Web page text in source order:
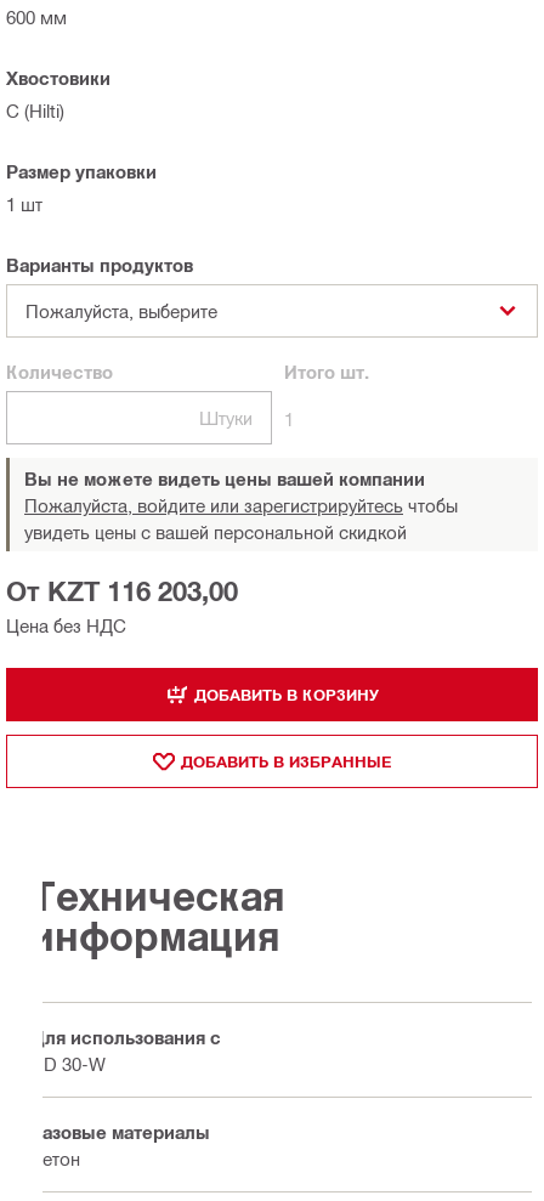
600 мм
Хвостовики
C (Hilti)
Размер упаковки
1 шт
Варианты продуктов
Пожалуйста, выберите
Количество
Штуки
Итого шт.
1
Вы не можете видеть цены вашей компании
Пожалуйста, войдите или зарегистрируйтесь чтобы
увидеть цены с вашей персональной скидкой
Цена без НДС
От KZT 116 203,00
ДОБАВИТЬ В КОРЗИНУ
ДОБАВИТЬ В ИЗБРАННЫЕ
Техническая
информация
Для использования с
DD 30-W
Базовые материалы
Бетон